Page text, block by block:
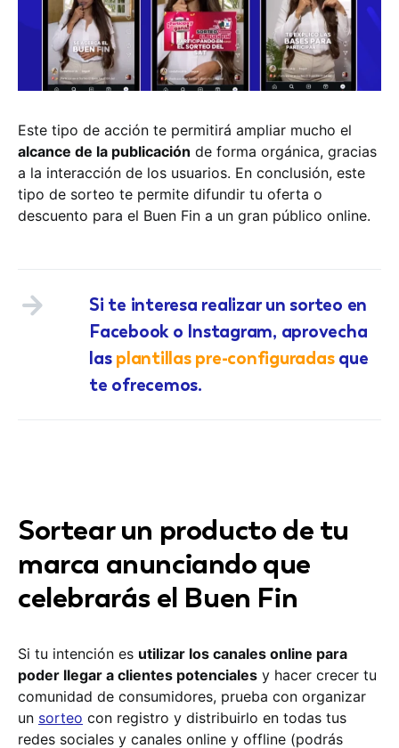
Este tipo de acción te permitirá ampliar mucho el
alcance de la publicación de forma orgánica, gracias
a la interacción de los usuarios. En conclusión, este
tipo de sorteo te permite difundir tu oferta o
descuento para el Buen Fin a un gran público online.
Si te interesa realizar un sorteo en
Facebook o Instagram, aprovecha
lasplantillas pre-configuradasque
te ofrecemos.
Sortear un producto de tu
marca anunciando que
celebrarás el Buen Fin
Si tu intención es utilizar los canales online para
poder llegar a clientes potenciales y hacer crecer tu
comunidad de consumidores, prueba con organizar
un sorteo con registro y distribuirlo en todas tus
redes sociales y canales online y offline (podrás